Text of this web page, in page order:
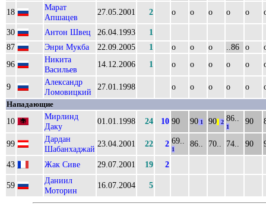
18
Марат
Апшацев
27.05.2001 2 о о о о о
30 Антон Швец 26.04.1993
1
87
Энри Мукба 22.09.2005 1 о о о ..86 о
96
Никита
Васильев
14.12.2006 1 о о о о о
9
Александр
Ломовицкий
27.01.1998 о о о о о
Нападающие
10
Мирлинд
Даку
01.01.1998 24 10 90 90 1 90 2 86..
1
90
99
Дардан
Шабанхаджай
23.04.2001 22 2 69..
1
86.. 70.. 74.. 90
43 Жак Сиве 29.07.2001 19 2
59
Даниил
Моторин
16.07.2004 5